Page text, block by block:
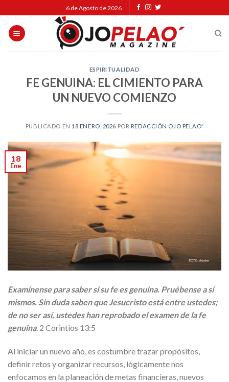
to
content
6 de Agosto de 2026
ESPIRITUALIDAD
FE GENUINA: EL CIMIENTO PARA
UN NUEVO COMIENZO
PUBLICADO EN 18 ENERO, 2026 POR REDACCIÓN OJO PELAO'
18
Ene
Examínense para saber si su fe es genuina. Pruébense a sí
mismos. Sin duda saben que Jesucristo está entre ustedes;
de no ser así, ustedes han reprobado el examen de la fe
genuina. 2 Corintios 13:5
Al iniciar un nuevo año, es costumbre trazar propósitos,
definir retos y organizar recursos, lógicamente nos
enfocamos en la planeación de metas financieras, nuevos